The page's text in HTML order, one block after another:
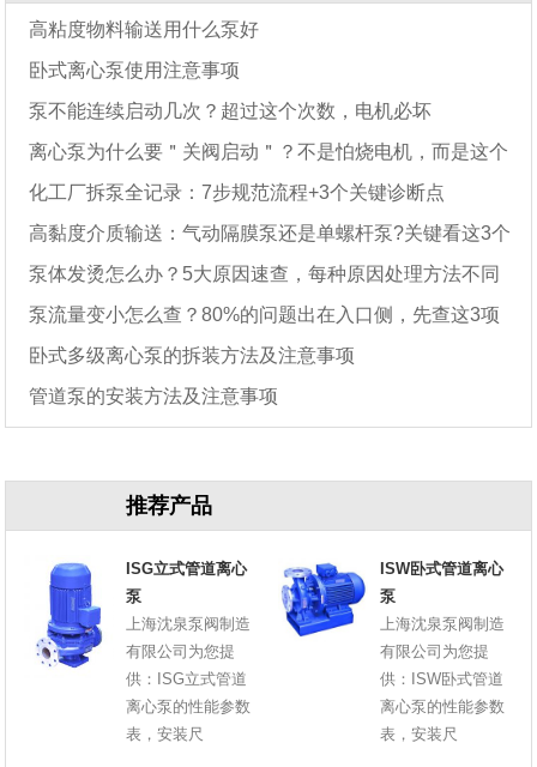
高粘度物料输送用什么泵好
卧式离心泵使用注意事项
泵不能连续启动几次？超过这个次数，电机必坏
离心泵为什么要＂关阀启动＂？不是怕烧电机，而是这个
原因化工厂拆泵全记录：7步规范流程+3个关键诊断点
高黏度介质输送：气动隔膜泵还是单螺杆泵?关键看这3个
参数泵体发烫怎么办？5大原因速查，每种原因处理方法不同
泵流量变小怎么查？80%的问题出在入口侧，先查这3项
卧式多级离心泵的拆装方法及注意事项
管道泵的安装方法及注意事项
推荐产品
ISG立式管道离心
泵
上海沈泉泵阀制造
有限公司为您提
供：ISG立式管道
离心泵的性能参数
表，安装尺
ISW卧式管道离心
泵
上海沈泉泵阀制造
有限公司为您提
供：ISW卧式管道
离心泵的性能参数
表，安装尺